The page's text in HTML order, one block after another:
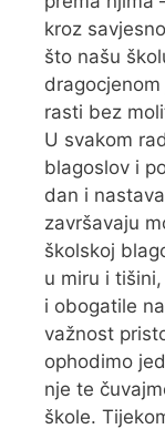
kroz
što našu
rasti bez
U svakom
blagoslov i
dan i
završavaju
školskoj
u miru i
i obogatile
važnost
ophodimo
nje te
škole.